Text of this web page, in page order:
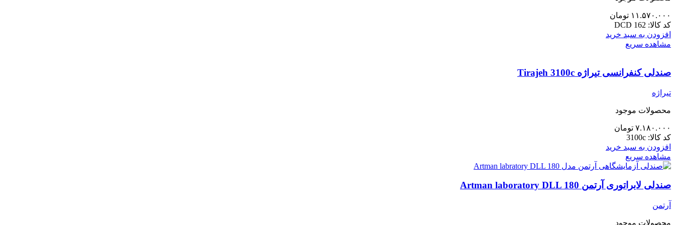
۱۱.۵۷۰.۰۰۰ تومان
کد کالا: DCD 162
افزودن به سبد خرید
مشاهده سریع
صندلی کنفرانسی تیراژه Tirajeh 3100c
تیراژه
محصولات موجود
۷.۱۸۰.۰۰۰ تومان
کد کالا: 3100c
افزودن به سبد خرید
مشاهده سریع
صندلی لابراتوری آرتمن Artman laboratory DLL 180
آرتمن
محصولات موجود